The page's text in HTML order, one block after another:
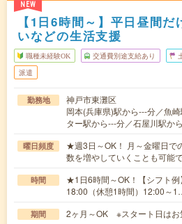
NEW
【1日6時間～】平日昼間
いなどの生活支援
職種未経験OK 交通費別途支給あり
派遣
勤務地
神戸市東灘区
岡本(兵庫県)駅から---分／魚
ター駅から---分／石屋川駅か
曜日頻度
★週3日～OK！ 月～金曜日で
数を増やしていくことも可能
時間
★1日6時間～OK！【シフト
18:00（休憩1時間）12:00～
期間 2ヶ月～OK ※スタート日はお